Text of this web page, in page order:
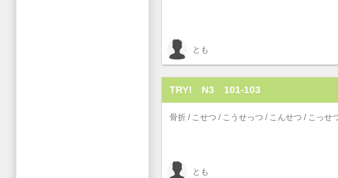
とも
TRY! N3 101-103
骨折 / こせつ / こうせっつ / こんせつ / こっせ
とも